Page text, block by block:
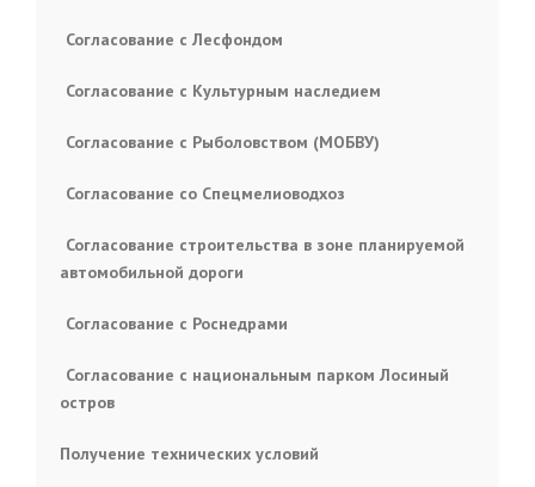
Согласование с Лесфондом
Согласование с Культурным наследием
Согласование с Рыболовством (МОБВУ)
Согласование со Спецмелиоводхоз
Согласование строительства в зоне планируемой
автомобильной дороги
Согласование с Роснедрами
Согласование с национальным парком Лосиный
остров
Получение технических условий